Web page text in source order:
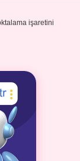
işaretini